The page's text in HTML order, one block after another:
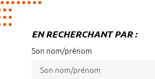
EN RECHERCHANT PAR :
Son nom/prénom
Son nom/prénom